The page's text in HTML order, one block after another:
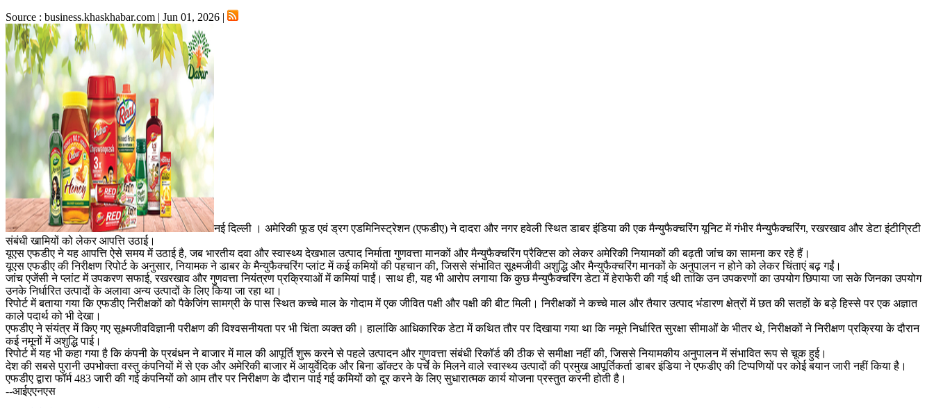
Source : business.khaskhabar.com | Jun 01, 2026 |
नई दिल्ली । अमेरिकी फूड एवं ड्रग एडमिनिस्ट्रेशन (एफडीए) ने दादरा और नगर हवेली स्थित डाबर इंडिया की एक मैन्युफैक्चरिंग यूनिट में गंभीर मैन्युफैक्चरिंग, रखरखाव और डेटा इंटीग्रिटी
संबंधी खामियों को लेकर आपत्ति उठाई।
यूएस एफडीए ने यह आपत्ति ऐसे समय में उठाई है, जब भारतीय दवा और स्वास्थ्य देखभाल उत्पाद निर्माता गुणवत्ता मानकों और मैन्युफैक्चरिंग प्रैक्टिस को लेकर अमेरिकी नियामकों की बढ़ती जांच का सामना कर रहे हैं।
यूएस एफडीए की निरीक्षण रिपोर्ट के अनुसार, नियामक ने डाबर के मैन्युफैक्चरिंग प्लांट में कई कमियों की पहचान की, जिससे संभावित सूक्ष्मजीवी अशुद्धि और मैन्युफैक्चरिंग मानकों के अनुपालन न होने को लेकर चिंताएं बढ़ गईं।
जांच एजेंसी ने प्लांट में उपकरण सफाई, रखरखाव और गुणवत्ता नियंत्रण प्रक्रियाओं में कमियां पाईं। साथ ही, यह भी आरोप लगाया कि कुछ मैन्युफैक्चरिंग डेटा में हेराफेरी की गई थी ताकि उन उपकरणों का उपयोग छिपाया जा सके जिनका उपयोग
उनके निर्धारित उत्पादों के अलावा अन्य उत्पादों के लिए किया जा रहा था।
रिपोर्ट में बताया गया कि एफडीए निरीक्षकों को पैकेजिंग सामग्री के पास स्थित कच्चे माल के गोदाम में एक जीवित पक्षी और पक्षी की बीट मिली। निरीक्षकों ने कच्चे माल और तैयार उत्पाद भंडारण क्षेत्रों में छत की सतहों के बड़े हिस्से पर एक अज्ञात
काले पदार्थ को भी देखा।
एफडीए ने संयंत्र में किए गए सूक्ष्मजीवविज्ञानी परीक्षण की विश्वसनीयता पर भी चिंता व्यक्त की। हालांकि आधिकारिक डेटा में कथित तौर पर दिखाया गया था कि नमूने निर्धारित सुरक्षा सीमाओं के भीतर थे, निरीक्षकों ने निरीक्षण प्रक्रिया के दौरान
कई नमूनों में अशुद्धि पाई।
रिपोर्ट में यह भी कहा गया है कि कंपनी के प्रबंधन ने बाजार में माल की आपूर्ति शुरू करने से पहले उत्पादन और गुणवत्ता संबंधी रिकॉर्ड की ठीक से समीक्षा नहीं की, जिससे नियामकीय अनुपालन में संभावित रूप से चूक हुई।
देश की सबसे पुरानी उपभोक्ता वस्तु कंपनियों में से एक और अमेरिकी बाजार में आयुर्वेदिक और बिना डॉक्टर के पर्चे के मिलने वाले स्वास्थ्य उत्पादों की प्रमुख आपूर्तिकर्ता डाबर इंडिया ने एफडीए की टिप्पणियों पर कोई बयान जारी नहीं किया है।
एफडीए द्वारा फॉर्म 483 जारी की गई कंपनियों को आम तौर पर निरीक्षण के दौरान पाई गई कमियों को दूर करने के लिए सुधारात्मक कार्य योजना प्रस्तुत करनी होती है।
--आईएएनएस